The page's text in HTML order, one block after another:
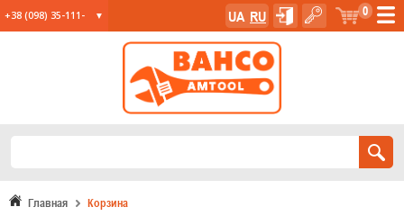
+38 (098) 35-111- 0
UA RU
Главная Корзина